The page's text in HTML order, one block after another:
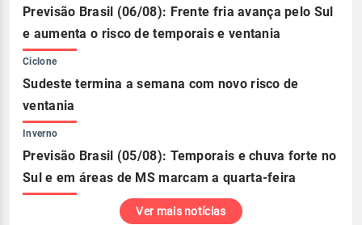
Previsão Brasil (06/08): Frente fria avança pelo Sul
e aumenta o risco de temporais e ventania
Ciclone
Sudeste termina a semana com novo risco de
ventania
Inverno
Previsão Brasil (05/08): Temporais e chuva forte no
Sul e em áreas de MS marcam a quarta-feira
Ver mais notícias